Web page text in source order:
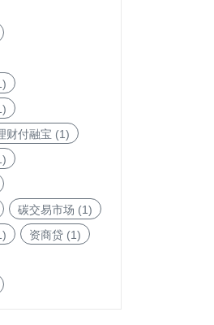
财付融宝 (1)
碳交易市场 (1)
资商贷(1)